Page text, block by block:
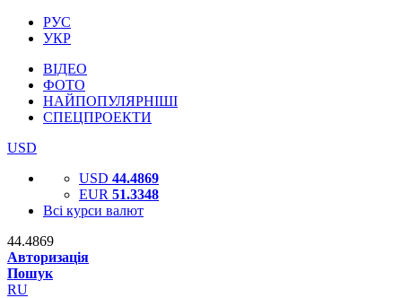
РУС
УКР
ВІДЕО
ФОТО
НАЙПОПУЛЯРНІШІ
СПЕЦПРОЕКТИ
USD
USD 44.4869
EUR 51.3348
Всі курси валют
44.4869
Авторизація
Пошук
RU